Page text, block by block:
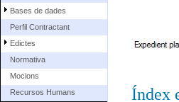
Bases de dades
Perfil Contractant
Edictes
Normativa
Mocions
Recursos Humans
Índex